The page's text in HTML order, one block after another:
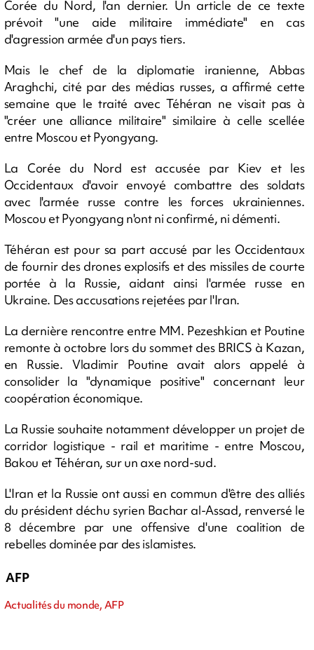
Corée du Nord, l'an dernier. Un article de ce texte
prévoit "une aide militaire immédiate" en cas
d'agression armée d'un pays tiers.
Mais le chef de la diplomatie iranienne, Abbas
Araghchi, cité par des médias russes, a affirmé cette
semaine que le traité avec Téhéran ne visait pas à
"créer une alliance militaire" similaire à celle scellée
entre Moscou et Pyongyang.
La Corée du Nord est accusée par Kiev et les
Occidentaux d'avoir envoyé combattre des soldats
avec l'armée russe contre les forces ukrainiennes.
Moscou et Pyongyang n'ont ni confirmé, ni démenti.
Téhéran est pour sa part accusé par les Occidentaux
de fournir des drones explosifs et des missiles de courte
portée à la Russie, aidant ainsi l'armée russe en
Ukraine. Des accusations rejetées par l'Iran.
La dernière rencontre entre MM. Pezeshkian et Poutine
remonte à octobre lors du sommet des BRICS à Kazan,
en Russie. Vladimir Poutine avait alors appelé à
consolider la "dynamique positive" concernant leur
coopération économique.
La Russie souhaite notamment développer un projet de
corridor logistique - rail et maritime - entre Moscou,
Bakou et Téhéran, sur un axe nord-sud.
L'Iran et la Russie ont aussi en commun d'être des alliés
du président déchu syrien Bachar al-Assad, renversé le
8 décembre par une offensive d'une coalition de
rebelles dominée par des islamistes.
AFP
Actualités du monde, AFP